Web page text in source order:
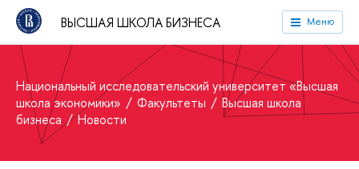
ВЫСШАЯ ШКОЛА БИЗНЕСА Меню
Национальный исследовательский университет «Высшая
школа экономики»
Факультеты
Высшая школа
бизнеса
Новости